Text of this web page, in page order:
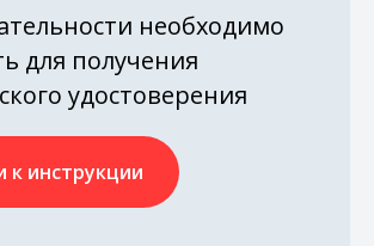
необходимо
для получения
удостоверения
к инструкции